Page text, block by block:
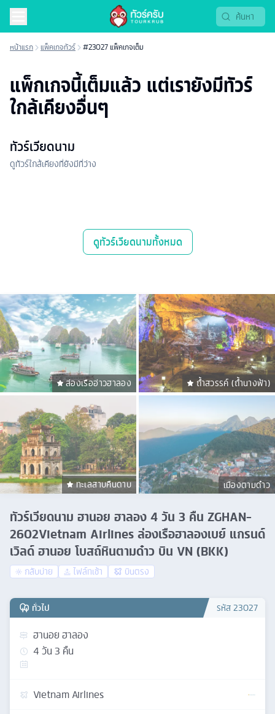
หน้าแรก แพ็คเกจทัวร์ #23027 แพ็คเกจเต็ม
แพ็กเกจนี้เต็มแล้ว แต่เรายังมีทัวร์
ใกล้เคียงอื่นๆ
ทัวร์เวียดนาม
ดูทัวร์ใกล้เคียงที่ยังมีที่ว่าง
ดูทัวร์เวียดนามทั้งหมด
ล่องเรืออ่าวฮาลอง ถ้ำสวรรค์ (ถ้ำนางฟ้า)
ทะเลสาบคืนดาบ เมืองตามด๋าว
ทัวร์เวียดนาม ฮานอย ฮาลอง 4 วัน 3 คืน ZGHAN-
2602Vietnam Airlines ล่องเรือฮาลองเบย์ แกรนด์
เวิลด์ ฮานอย โบสถ์หินตามด๋าว บิน VN (BKK)
กลับบ่าย ไฟล์ทเช้า บินตรง
ทั่วไป รหัส23027
ฮานอย ฮาลอง
4วัน3 คืน
Vietnam Airlines